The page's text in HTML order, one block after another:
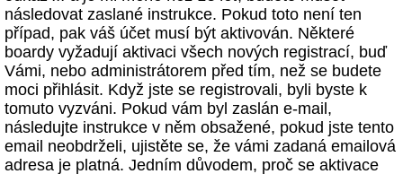
následovat zaslané instrukce. Pokud toto není ten
případ, pak váš účet musí být aktivován. Některé
boardy vyžadují aktivaci všech nových registrací, buď
Vámi, nebo administrátorem před tím, než se budete
moci přihlásit. Když jste se registrovali, byli byste k
tomuto vyzváni. Pokud vám byl zaslán e-mail,
následujte instrukce v něm obsažené, pokud jste tento
email neobdrželi, ujistěte se, že vámi zadaná emailová
adresa je platná. Jedním důvodem, proč se aktivace